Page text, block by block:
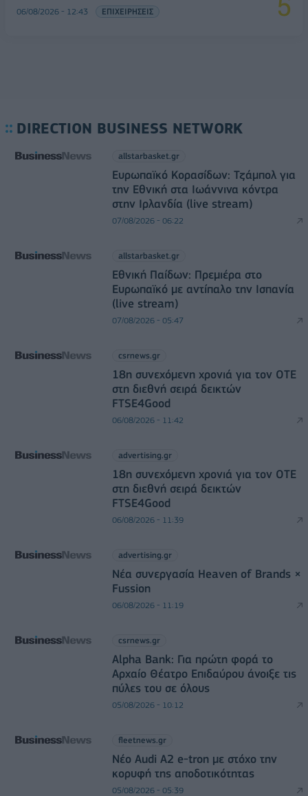
06/08/2026 - 12:43 ΕΠΙΧΕΙΡΗΣΕΙΣ
DIRECTION BUSINESS NETWORK
allstarbasket.gr
Ευρωπαϊκό Κορασίδων: Τζάμπολ για
την Εθνική στα Ιωάννινα κόντρα
στην Ιρλανδία (live stream)
07/08/2026 - 06:22
allstarbasket.gr
Εθνική Παίδων: Πρεμιέρα στο
Ευρωπαϊκό με αντίπαλο την Ισπανία
(live stream)
07/08/2026 - 05:47
csrnews.gr
18η συνεχόμενη χρονιά για τον ΟΤΕ
στη διεθνή σειρά δεικτών
FTSE4Good
06/08/2026 - 11:42
advertising.gr
18η συνεχόμενη χρονιά για τον ΟΤΕ
στη διεθνή σειρά δεικτών
FTSE4Good
06/08/2026 - 11:39
advertising.gr
Νέα συνεργασία Heaven of Brands ×
Fussion
06/08/2026 - 11:19
csrnews.gr
Alpha Bank: Για πρώτη φορά το
Αρχαίο Θέατρο Επιδαύρου άνοιξε τις
πύλες του σε όλους
05/08/2026 - 10:12
fleetnews.gr
Νέο Audi A2 e-tron με στόχο την
κορυφή της αποδοτικότητας
05/08/2026 - 05:39